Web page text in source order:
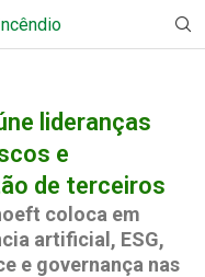
lideranças
e
de terceiros
coloca em
artificial, ESG,
e governança nas